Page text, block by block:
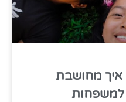
– איך מחושבת